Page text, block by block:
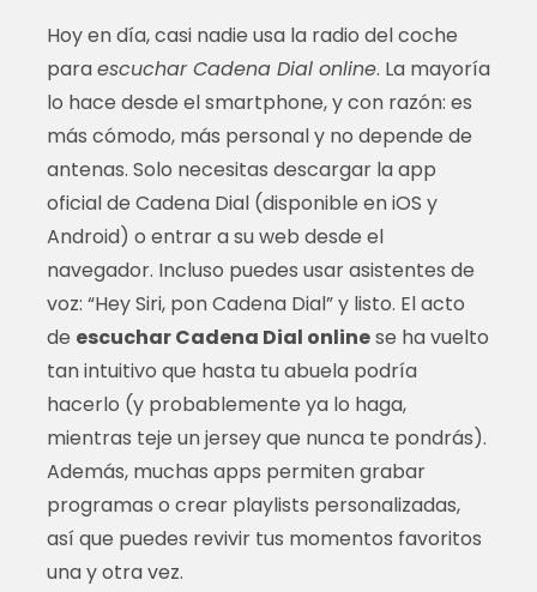
Hoy en día, casi nadie usa la radio del coche
paraescuchar Cadena Dial online. La mayoría
lo hace desde el smartphone, y con razón: es
más cómodo, más personal y no depende de
antenas. Solo necesitas descargar la app
oficial de Cadena Dial (disponible en iOS y
Android) o entrar a su web desde el
navegador. Incluso puedes usar asistentes de
voz: “Hey Siri, pon Cadena Dial” y listo. El acto
de escuchar Cadena Dial onlinese ha vuelto
tan intuitivo que hasta tu abuela podría
hacerlo (y probablemente ya lo haga,
mientras teje un jersey que nunca te pondrás).
Además, muchas apps permiten grabar
programas o crear playlists personalizadas,
así que puedes revivir tus momentos favoritos
una y otra vez.